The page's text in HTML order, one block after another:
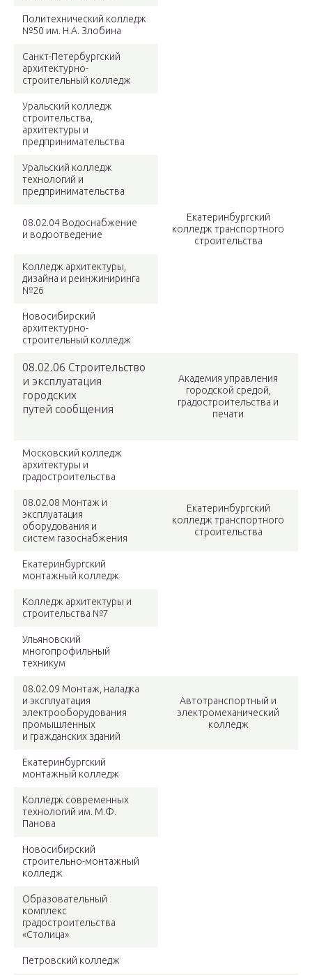
Политехнический колледж
№50 им. Н.А. Злобина
Санкт-Петербургский
архитектурно-
строительный колледж
Уральский колледж
строительства,
архитектуры и
предпринимательства
Уральский колледж
технологий и
предпринимательства
08.02.04 Водоснабжение
и водоотведение
Екатеринбургский
колледж транспортного
строительства
Колледж архитектуры,
дизайна и реинжиниринга
№26
Новосибирский
архитектурно-
строительный колледж
08.02.06 Строительство
и эксплуатация
городских
путей сообщения
Академия управления
городской средой,
градостроительства и
печати
Московский колледж
архитектуры и
градостроительства
08.02.08 Монтаж и
эксплуатация
оборудования и
систем газоснабжения
Екатеринбургский
колледж транспортного
строительства
Екатеринбургский
монтажный колледж
Колледж архитектуры и
строительства №7
Ульяновский
многопрофильный
техникум
08.02.09 Монтаж, наладка
и эксплуатация
электрооборудования
промышленных
и гражданских зданий
Автотранспортный и
электромеханический
колледж
Екатеринбургский
монтажный колледж
Колледж современных
технологий им. М.Ф.
Панова
Новосибирский
строительно-монтажный
колледж
Образовательный
комплекс
градостроительства
«Столица»
Петровский колледж